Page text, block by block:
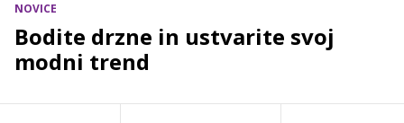
NOVICE
Bodite drzne in ustvarite svoj
modni trend